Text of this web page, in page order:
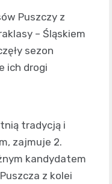
Puszczy z
– Śląskiem
sezon
ich drogi
tradycją i
zajmuje 2.
kandydatem
z kolei